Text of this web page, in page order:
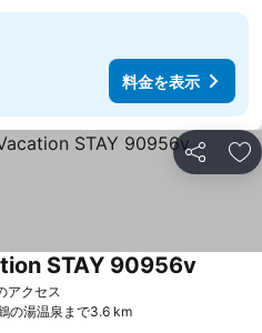
料金を表示
シェア お
アクセス
STAY 90956v
の湯温泉まで3.6 km